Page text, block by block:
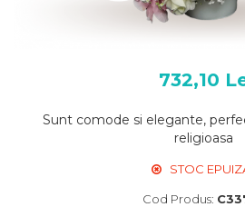
732,10
Sunt comode si elegante,
religioasa
STOC
Cod Produs: